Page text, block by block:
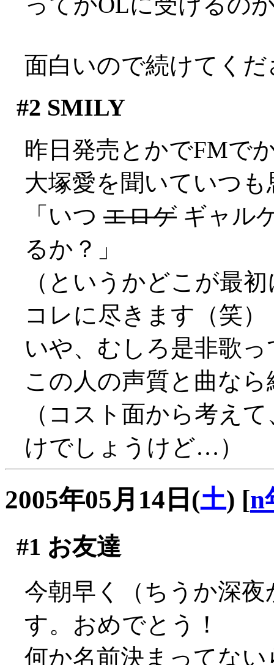
面白いので続けてく
#2 SMILY
昨日発売とかでFMで
大塚愛を聞いていつ
「いつ エロゲ ギャル
るか？」
（というかどこが最
コレに尽きます（笑）
いや、むしろ是非歌
この人の声質と曲な
（コスト面から考え
けでしょうけど…）
2005年05月14日(土) [n
#1 お友達
今朝早く（ちうか深
す。おめでとう！
何か名前決まってな